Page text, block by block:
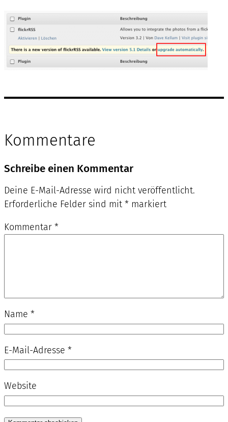
Kommentare
Schreibe einen Kommentar
Deine E-Mail-Adresse wird nicht veröffentlicht.
Erforderliche Felder sind mit * markiert
Kommentar *
Name *
E-Mail-Adresse *
Website